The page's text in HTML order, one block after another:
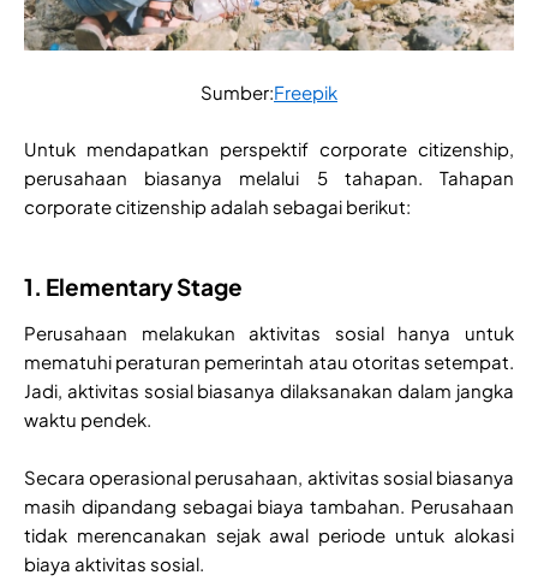
Sumber:Freepik
Untuk mendapatkan perspektif corporate citizenship,
perusahaan biasanya melalui 5 tahapan. Tahapan
corporate citizenship adalah sebagai berikut:
1. Elementary Stage
Perusahaan melakukan aktivitas sosial hanya untuk
mematuhi peraturan pemerintah atau otoritas setempat.
Jadi, aktivitas sosial biasanya dilaksanakan dalam jangka
waktu pendek.
Secara operasional perusahaan, aktivitas sosial biasanya
masih dipandang sebagai biaya tambahan. Perusahaan
tidak merencanakan sejak awal periode untuk alokasi
biaya aktivitas sosial.